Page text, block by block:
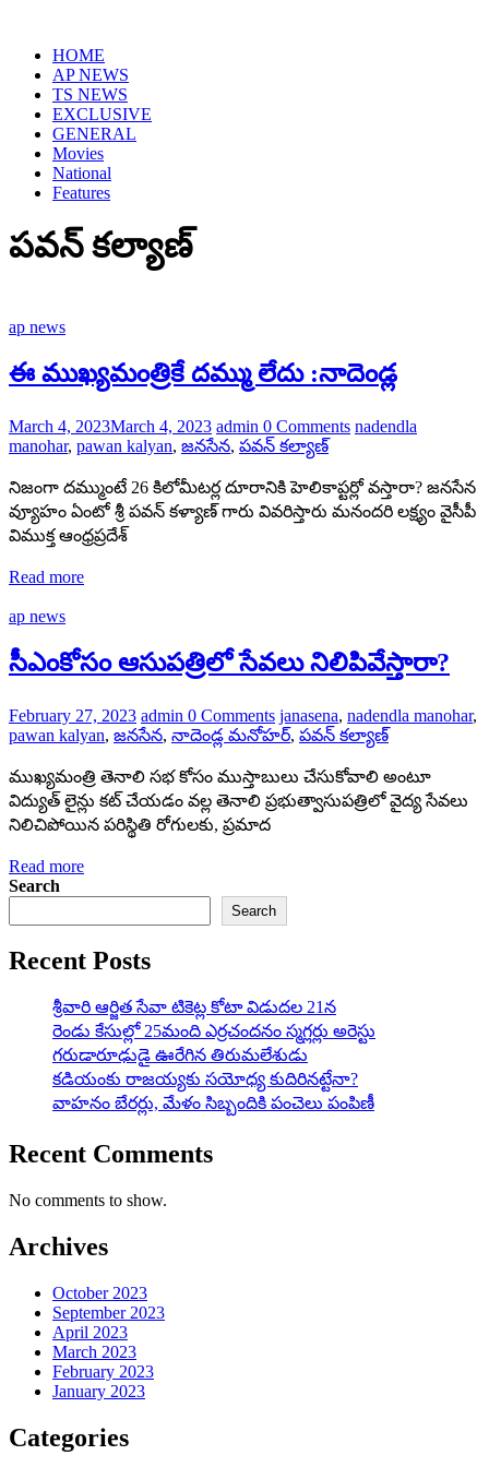
HOME
AP NEWS
TS NEWS
EXCLUSIVE
GENERAL
Movies
National
Features
పవన్ కల్యాణ్
ap news
ఈ ముఖ్యమంత్రికే దమ్ము లేదు :నాదెండ్ల
March 4, 2023March 4, 2023 admin 0 Comments nadendla
manohar, pawan kalyan, జనసేన, పవన్ కల్యాణ్
నిజంగా దమ్ముంటే 26 కిలోమీటర్ల దూరానికి హెలికాప్టర్లో వస్తారా? జనసేన
వ్యూహం ఏంటో శ్రీ పవన్ కళ్యాణ్ గారు వివరిస్తారు మనందరి లక్ష్యం వైసీపీ
విముక్త ఆంధ్రప్రదేశ్
Read more
ap news
సీఎంకోసం ఆసుపత్రిలో సేవలు నిలిపివేస్తారా?
February 27, 2023 admin 0 Comments janasena, nadendla manohar,
pawan kalyan, జనసేన, నాదెండ్ల మనోహర్, పవన్ కల్యాణ్
ముఖ్యమంత్రి తెనాలి సభ కోసం ముస్తాబులు చేసుకోవాలి అంటూ
విద్యుత్ లైన్లు కట్ చేయడం వల్ల తెనాలి ప్రభుత్వాసుపత్రిలో వైద్య సేవలు
నిలిచిపోయిన పరిస్థితి రోగులకు, ప్రమాద
Read more
Search
Search
Recent Posts
శ్రీవారి ఆర్జిత సేవా టికెట్ల కోటా విడుదల 21న
రెండు కేసుల్లో 25మంది ఎర్రచందనం స్మగ్లర్లు అరెస్టు
గరుడారూఢుడై ఊరేగిన తిరుమలేశుడు
కడియంకు రాజయ్యకు సయోధ్య కుదిరినట్టేనా?
వాహ‌నం బేర‌ర్లు, మేళం సిబ్బందికి పంచెలు పంపిణీ
Recent Comments
No comments to show.
Archives
October 2023
September 2023
April 2023
March 2023
February 2023
January 2023
Categories